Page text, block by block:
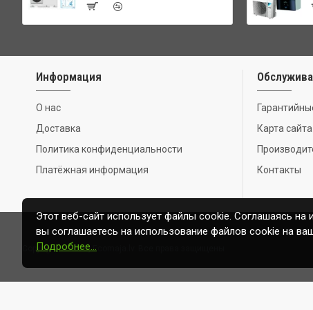
Информация
О нас
Доставка
Политика конфиденциальности
Платёжная информация
Карта сайта
Контакты
Copyright © 2020, Ecomaja.lv. Все права защищены
Этот веб-сайт использует файлы cookie. Соглашаясь
вы соглашаетесь на использование файлов cookie на
Подробнее…